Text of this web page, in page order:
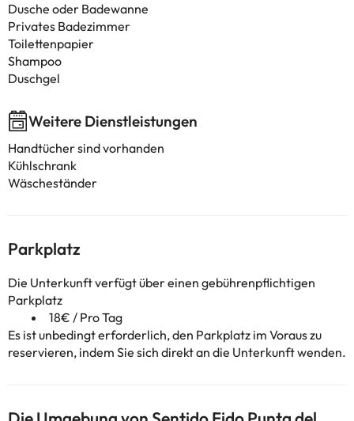
Dusche oder Badewanne
Privates Badezimmer
Toilettenpapier
Shampoo
Duschgel
Weitere Dienstleistungen
Handtücher sind vorhanden
Kühlschrank
Wäscheständer
Parkplatz
Die Unterkunft verfügt über einen gebührenpflichtigen
Parkplatz
18€ / Pro Tag
Es ist unbedingt erforderlich, den Parkplatz im Voraus zu
reservieren, indem Sie sich direkt an die Unterkunft wenden.